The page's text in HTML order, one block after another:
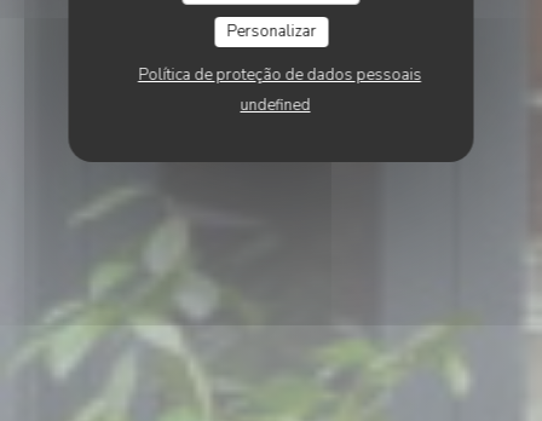
Personalizar
Política de proteção de dados pessoais
undefined